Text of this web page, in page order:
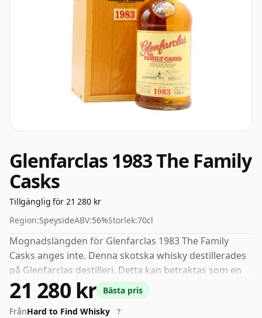
Glenfarclas 1983 The Family
Casks
Tillgänglig för 21 280 kr
Region:SpeysideABV:56%Storlek:70cl
Mognadslängden för Glenfarclas 1983 The Family
Casks anges inte. Denna skotska whisky destillerades
på Glenfarclas destilleri. Detta kan betraktas som en
whisky med högre styrka, med ett ABV på 56 %.
Kommer i den vanliga tappningsstorleken på 70cl.
21 280 kr
Bästa pris
FrånHard to Find Whisky ?